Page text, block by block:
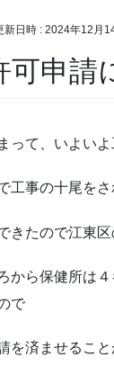
新日時 : 2024年12月
申請
って、いよいよ
工事の十尾を
きたので江東
から保健所は
で
を済ませること